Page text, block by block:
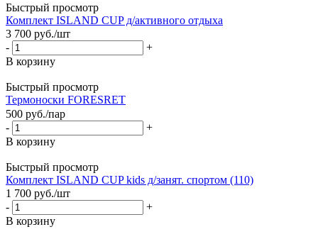
Быстрый просмотр
Комплект ISLAND CUP д/активного отдыха
3 700 руб./шт
-
+
В корзину
Быстрый просмотр
Термоноски FORESRET
500 руб./пар
-
+
В корзину
Быстрый просмотр
Комплект ISLAND CUP kids д/занят. спортом (110)
1 700 руб./шт
-
+
В корзину